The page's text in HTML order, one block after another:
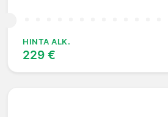
HINTA ALK.
229 €